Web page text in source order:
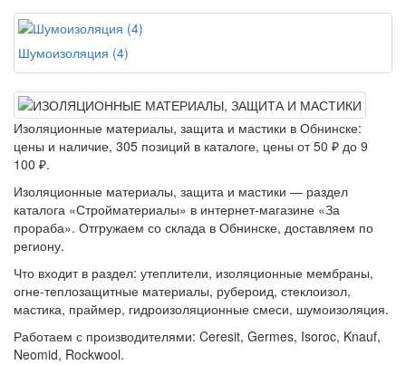
Шумоизоляция (4)
Изоляционные материалы, защита и мастики в Обнинске:
цены и наличие, 305 позиций в каталоге, цены от 50 ₽ до 9
100 ₽.
Изоляционные материалы, защита и мастики — раздел
каталога «Стройматериалы» в интернет-магазине «За
прораба». Отгружаем со склада в Обнинске, доставляем по
региону.
Что входит в раздел: утеплители, изоляционные мембраны,
огне-теплозащитные материалы, рубероид, стеклоизол,
мастика, праймер, гидроизоляционные смеси, шумоизоляция.
Работаем с производителями: Ceresit, Germes, Isoroc, Knauf,
Neomid, Rockwool.